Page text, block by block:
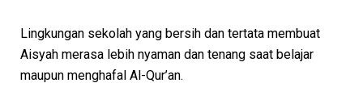
Lingkungan sekolah yang bersih dan tertata membuat
Aisyah merasa lebih nyaman dan tenang saat belajar
maupun menghafal Al-Qur’an.